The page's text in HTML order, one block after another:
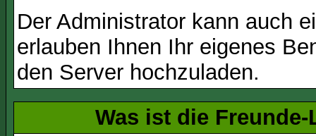
Der Administrator kann auch
erlauben Ihnen Ihr eigenes
den Server hochzuladen.
Was ist die